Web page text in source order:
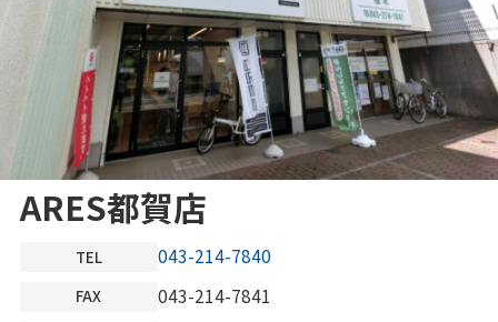
ARES都賀店
TEL 043-214-7840
FAX 043-214-7841